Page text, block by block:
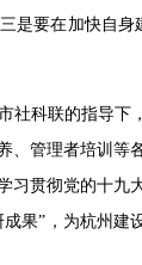
是要在加快自
社科联的指导下
、管理者培训等
习贯彻党的十
果”，为杭州